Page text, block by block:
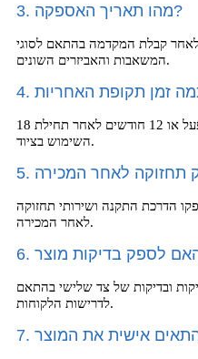
3. מהו תאריך האספקה?
תוך 30-60 ימים לאחר קבלת המקדמה בהתאם לסוגי
המשאבות והאביזרים השונים.
18 חודשים לאחר אספקת המוצר מהמפעל או 12 חודשים לאחר תחילת
השימוש בציוד.
הדרכת התקנה ושירותי תחזוקה
לאחר המכירה.
ובדיקות של צד שלישי בהתאם
לדרישות הלקוחות.